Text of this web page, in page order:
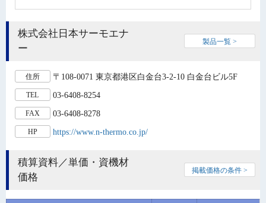
株式会社日本サーモエナ
ー
製品一覧 >
住所 〒108-0071 東京都港区白金台3-2-10 白金台ビル5F
TEL 03-6408-8254
FAX 03-6408-8278
HP https://www.n-thermo.co.jp/
積算資料／単価・資機材
価格
掲載価格の条件 >